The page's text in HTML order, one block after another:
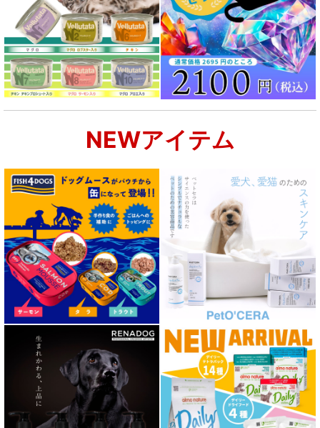
食物アレルギー対応 ドッグフード
腎臓ケア対応ドッグフード
肝臓ケア対応ドッグフード
肥満ケア対応 フード for DOG
泌尿器ケア対応 フード for DOG
胃腸ケア対応 フード for DOG
口腔内・喉ケア対応商品 犬用
心臓ケア対応ドッグフード
NEWアイテム